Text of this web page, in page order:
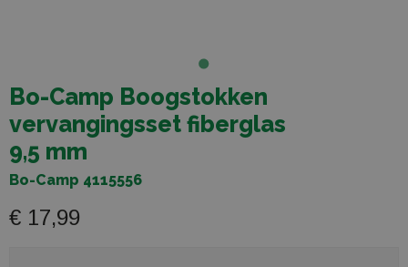
Bo-Camp Boogstokken
vervangingsset fiberglas
9,5 mm
Bo-Camp 4115556
€ 17,99